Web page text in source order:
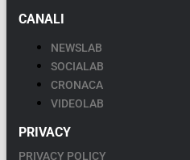
CANALI
NEWSLAB
SOCIALAB
CRONACA
VIDEOLAB
PRIVACY
PRIVACY POLICY